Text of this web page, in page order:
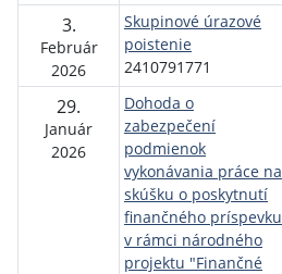
3.
Február
2026
Skupinové úrazové
poistenie
2410791771
29.
Január
2026
Dohoda o
zabezpečení
podmienok
vykonávania práce na
skúšku o poskytnutí
finančného príspevku
v rámci národného
projektu "Finančné